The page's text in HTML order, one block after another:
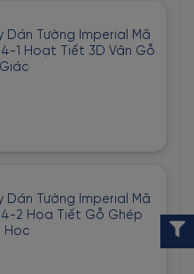
Dán Tường Imperial Mã
1 Hoạt Tiết 3D Vân Gỗ
Dán Tường Imperial Mã
2 Họa Tiết Gỗ Ghép
Học